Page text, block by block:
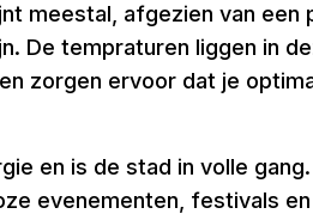
meestal, afgezien van een
De tempraturen liggen in
zorgen ervoor dat je
en is de stad in volle gang.
evenementen, festivals en